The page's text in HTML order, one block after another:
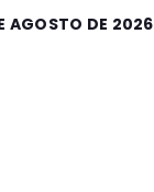
AGOSTO DE 2026